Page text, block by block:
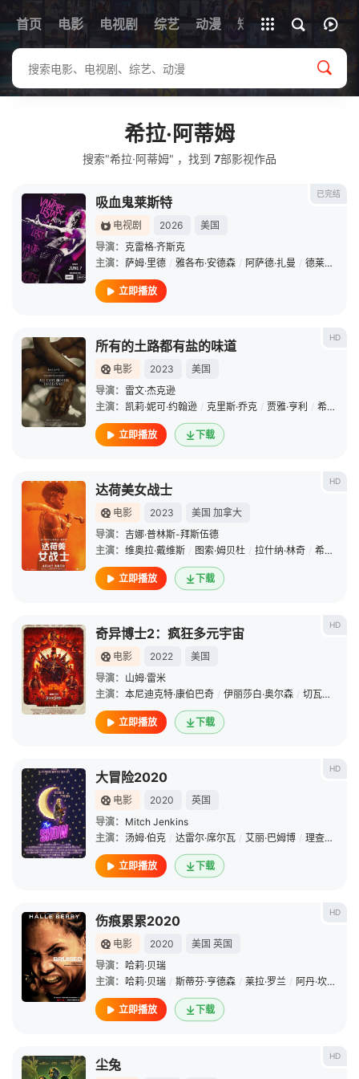
首页 电影 电视剧 综艺 动漫 短剧
全部影片
希拉·阿蒂姆
搜索"希拉·阿蒂姆" ，找到 7部影视作品
已完结
吸血鬼莱斯特
电视剧 2026
美国
导演： 克雷格·齐斯克
主演： 萨姆·里德 / 雅各布·安德森 / 阿萨德·扎曼 / 德莱尼·海勒斯
立即播放
HD
所有的土路都有盐的味道
电影 2023
美国
导演： 雷文·杰克逊
主演： 凯莉·妮可·约翰逊 / 克里斯·乔克 / 贾雅·亨利 / 希拉·阿蒂姆
立即播放 下载
HD
达荷美女战士
电影 2023 美国 加拿大
导演： 吉娜·普林斯-拜斯伍德
主演： 维奥拉·戴维斯 / 图索·姆贝杜 / 拉什纳·林奇 / 希拉·阿蒂姆
立即播放 下载
HD
奇异博士2：疯狂多元宇宙
电影 2022
美国
导演： 山姆·雷米
主演： 本尼迪克特·康伯巴奇 / 伊丽莎白·奥尔森 / 切瓦特·埃加福
立即播放 下载
HD
大冒险2020
电影 2020
英国
导演： Mitch Jenkins
主演： 汤姆·伯克 / 达雷尔·席尔瓦 / 艾丽·巴姆博 / 理查德·迪兰
立即播放 下载
HD
伤痕累累2020
电影 2020 美国 英国
导演： 哈莉·贝瑞
主演： 哈莉·贝瑞 / 斯蒂芬·亨德森 / 莱拉·罗兰 / 阿丹·坎托
立即播放 下载
HD
尘兔